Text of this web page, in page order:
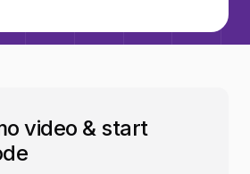
video & start